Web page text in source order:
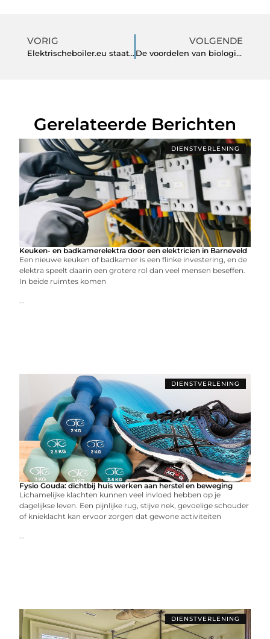
VORIG
Elektrischeboiler.eu staat garant voor duurzaamheid
VOLGENDE
De voordelen van biologische schoonmaakartikelen
Gerelateerde Berichten
DIENSTVERLENING
Keuken- en badkamerelektra door een elektricien in Barneveld
Een nieuwe keuken of badkamer is een flinke investering, en de
elektra speelt daarin een grotere rol dan veel mensen beseffen.
In beide ruimtes komen
...
DIENSTVERLENING
Fysio Gouda: dichtbij huis werken aan herstel en beweging
Lichamelijke klachten kunnen veel invloed hebben op je
dagelijkse leven. Een pijnlijke rug, stijve nek, gevoelige schouder
of knieklacht kan ervoor zorgen dat gewone activiteiten
...
DIENSTVERLENING